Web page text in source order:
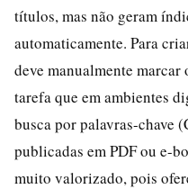
títulos, mas não geram
automaticamente. Para
deve manualmente
tarefa que em ambientes
busca por palavras-chave
publicadas em PDF ou e-
muito valorizado, pois